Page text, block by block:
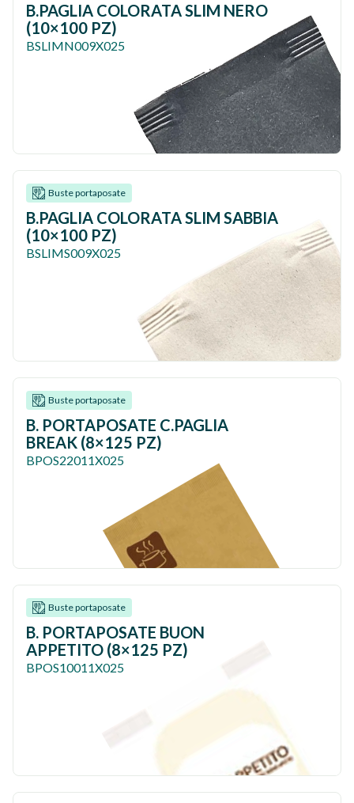
B.PAGLIA COLORATA SLIM NERO
(10×100 PZ)
BSLIMN009X025
Buste portaposate
B.PAGLIA COLORATA SLIM SABBIA
(10×100 PZ)
BSLIMS009X025
Buste portaposate
B. PORTAPOSATE C.PAGLIA
BREAK (8×125 PZ)
BPOS22011X025
Buste portaposate
B. PORTAPOSATE BUON
APPETITO (8×125 PZ)
BPOS10011X025